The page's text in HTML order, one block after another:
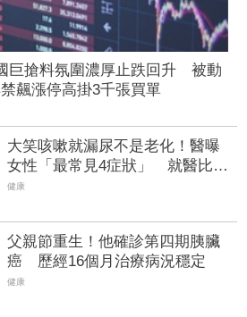
巨搶料氛圍濃厚止跌回升 被動
飆漲停高掛3千張買單
大笑咳嗽就漏尿不是老化！醫曝
女性「最常見4症狀」 就醫比例
不到2成
健康
父親節重生！他確診第四期胰臟
癌 歷經16個月治療病況穩定
健康